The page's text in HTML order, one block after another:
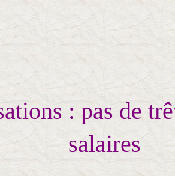
: pas de
salaires